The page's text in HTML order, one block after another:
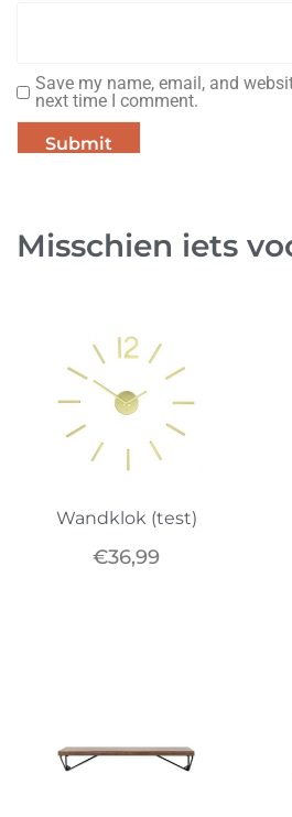
Save my name, email, and
next time I comment.
Misschien iets
Wandklok (test)
€36,99